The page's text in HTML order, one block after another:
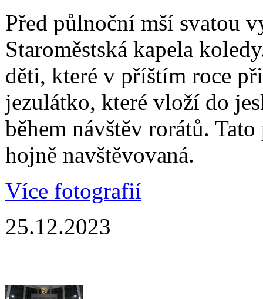
Před půlnoční mší svatou
Staroměstská kapela
děti, které v příštím roce
jezulátko, které vloží do
během návštěv rorátů.
hojně navštěvovaná.
Více fotografií
25.12.2023